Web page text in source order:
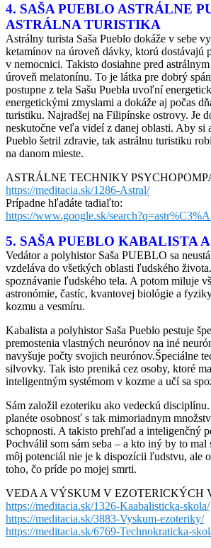
4. SAŠA PUEBLO ASTRÁLNE
ASTRÁLNA TURISTIKA
Astrálny turista Saša Pueblo dokáže v sebe
ketamínov na úroveň dávky, ktorú dostávajú
v nemocnici. Takisto dosiahne pred
úroveň melatonínu. To je látka pre dobrý
postupne z tela Sašu Puebla uvoľní
energetickými zmyslami a dokáže aj počas
turistiku. Najradšej na Filipínske ostrovy. Je
neskutočne veľa videí z danej oblasti. Aby si
Pueblo šetril zdravie, tak astrálnu turistiku
na danom mieste.
ASTRÁLNE TECHNIKY
https://meditacia.sk/1286-Astral/
Prípadne hľadáte tadiaľto:
https://www.google.sk/
5. SAŠA PUEBLO KABALISTA
Vedátor a polyhistor Saša PUEBLO sa
vzdeláva do všetkých oblasti ľudského
spoznávanie ľudského tela. A potom miluje
astronómie, častíc, kvantovej biológie a
kozmu a vesmíru.
Kabalista a polyhistor Saša Pueblo pestuje
premostenia vlastných neurónov na iné
navyšuje počty svojich neurónov.Špeciálne
silvovky. Tak isto preniká cez osoby, ktoré
inteligentným systémom v kozme a učí sa
Sám založil ezoteriku ako vedeckú
planéte osobnosť s tak mimoriadnym
schopnosti. A takisto prehľad a inteligenčný
Pochválil som sám seba – a kto iný by to
môj potenciál nie je k dispozícii ľudstvu, ale
toho, čo príde po mojej smrti.
VEDA A VÝSKUM V EZOTERICKÝCH
https://meditacia.sk/1326-Kaabalisticka-skola/
https://meditacia.sk/3883-Vyskum-ezoteriky/
https://meditacia.sk/6769-Technokraticka-